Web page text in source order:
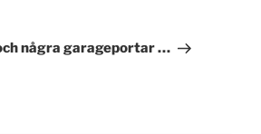
några garageportar …